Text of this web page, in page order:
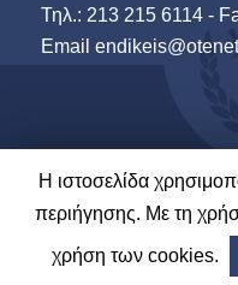
Τηλ.: 213 215 6114 -
Εmail
© 2022-23 Ένωση Δικαστών &
Η ιστοσελίδα
περιήγησης. Με τη
χρήση των cookies.